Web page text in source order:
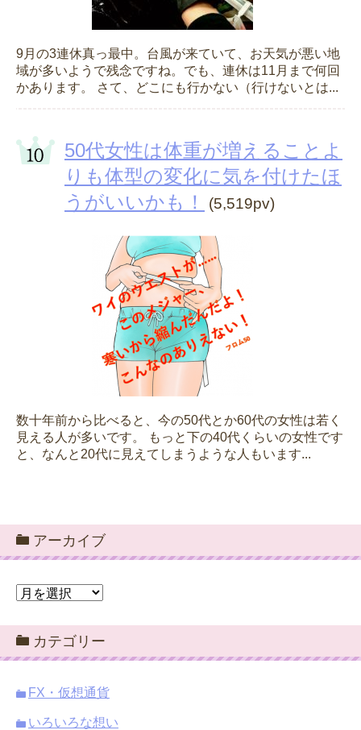
9月の3連休真っ最中。台風が来ていて、お天気が悪い地
域が多いようで残念ですね。でも、連休は11月まで何回
かあります。 さて、どこにも行かない（行けないとは...
50代女性は体重が増えることよ
りも体型の変化に気を付けたほ
うがいいかも！
(5,519pv)
数十年前から比べると、今の50代とか60代の女性は若く
見える人が多いです。 もっと下の40代くらいの女性です
と、なんと20代に見えてしまうような人もいます...
アーカイブ
ア
カ
イ
ブ
カテゴリー
FX・仮想通貨
いろいろな想い